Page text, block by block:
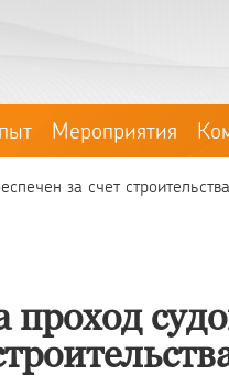
Мероприятия
за счет строительства